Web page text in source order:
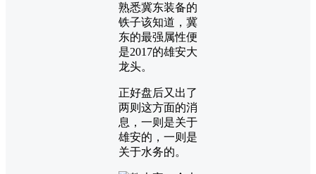
熟悉冀东装备的
铁子该知道，冀
东的最强属性便
是2017的雄安大
龙头。
正好盘后又出了
两则这方面的消
息，一则是关于
雄安的，一则是
关于水务的。